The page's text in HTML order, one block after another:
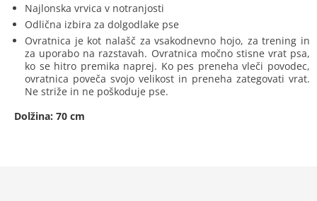
Najlonska vrvica v notranjosti
Odlična izbira za dolgodlake pse
Ovratnica je kot nalašč za vsakodnevno hojo, za trening in
za uporabo na razstavah. Ovratnica močno stisne vrat psa,
ko se hitro premika naprej. Ko pes preneha vleči povodec,
ovratnica poveča svojo velikost in preneha zategovati vrat.
Ne striže in ne poškoduje pse.
Dolžina: 70 cm